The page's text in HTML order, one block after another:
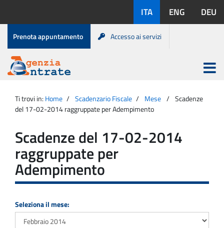
contenuto
disponibili:
ITA ENG DEU
Menu
di
servizio
Prenota appuntamento Accesso ai servizi
Agenzia
Entrate
Apri
menu
principale
Ti trovi in: Home Scadenzario Fiscale Mese
Scadenze
del 17-02-2014 raggruppate per Adempimento
Scadenze del 17-02-2014
raggruppate per
Adempimento
Seleziona il mese: